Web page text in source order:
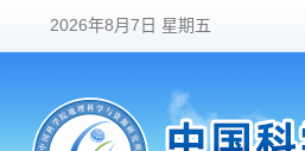
2026年8月7日 星期五